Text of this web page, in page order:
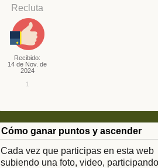
Recluta
Recibido:
14 de Nov. de
2024
1
Cómo ganar puntos y ascender
Cada vez que participas en esta web
subiendo una foto, video,